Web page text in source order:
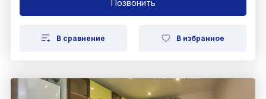
Позвонить
В сравнение В избранное